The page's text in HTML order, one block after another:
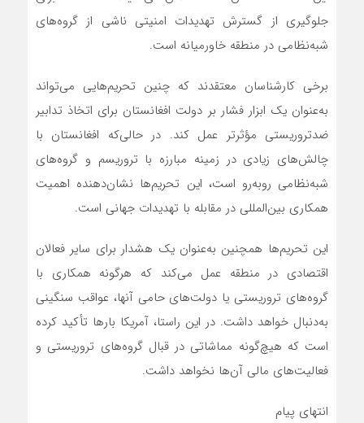
جلوگیری از گسترش تهدیدات امنیتی ناشی از گروه‌های
شبه‌نظامی در منطقه خاورمیانه است.
برخی کارشناسان معتقدند که چنین تحریم‌هایی می‌تواند
به‌عنوان یک ابزار فشار بر دولت افغانستان برای اتخاذ تدابیر
ضدتروریستی مؤثرتر عمل کند. در حالی‌که افغانستان با
چالش‌های زیادی در زمینه مبارزه با تروریسم و گروه‌های
شبه‌نظامی روبه‌رو است، این تحریم‌ها نشان‌دهنده اهمیت
همکاری بین‌المللی در مقابله با تهدیدات جهانی است.
این تحریم‌ها همچنین به‌عنوان یک هشدار برای سایر فعالان
اقتصادی در منطقه عمل می‌کند که هرگونه همکاری با
گروه‌های تروریستی یا دولت‌های حامی آنها، عواقب سنگینی
به‌دنبال خواهد داشت. در این راستا، آمریکا بارها تأکید کرده
است که هیچ‌گونه مماشاتی در قبال گروه‌های تروریستی و
فعالیت‌های مالی آن‌ها نخواهد داشت.
انتهای پیام